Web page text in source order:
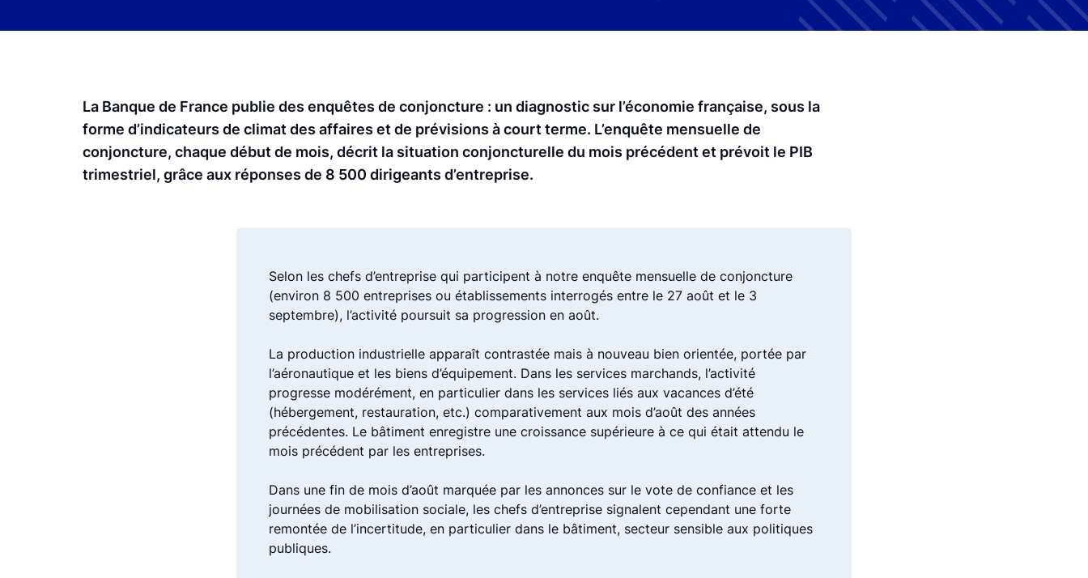
La Banque de France publie des enquêtes de conjoncture : un diagnostic sur l’économie française, sous la
forme d’indicateurs de climat des affaires et de prévisions à court terme. L’enquête mensuelle de
conjoncture, chaque début de mois, décrit la situation conjoncturelle du mois précédent et prévoit le PIB
trimestriel, grâce aux réponses de 8 500 dirigeants d’entreprise.
Selon les chefs d’entreprise qui participent à notre enquête mensuelle de conjoncture
(environ 8 500 entreprises ou établissements interrogés entre le 27 août et le 3
septembre), l’activité poursuit sa progression en août.
La production industrielle apparaît contrastée mais à nouveau bien orientée, portée par
l’aéronautique et les biens d’équipement. Dans les services marchands, l’activité
progresse modérément, en particulier dans les services liés aux vacances d’été
(hébergement, restauration, etc.) comparativement aux mois d’août des années
précédentes. Le bâtiment enregistre une croissance supérieure à ce qui était attendu le
mois précédent par les entreprises.
Dans une fin de mois d’août marquée par les annonces sur le vote de confiance et les
journées de mobilisation sociale, les chefs d’entreprise signalent cependant une forte
remontée de l’incertitude, en particulier dans le bâtiment, secteur sensible aux politiques
publiques.